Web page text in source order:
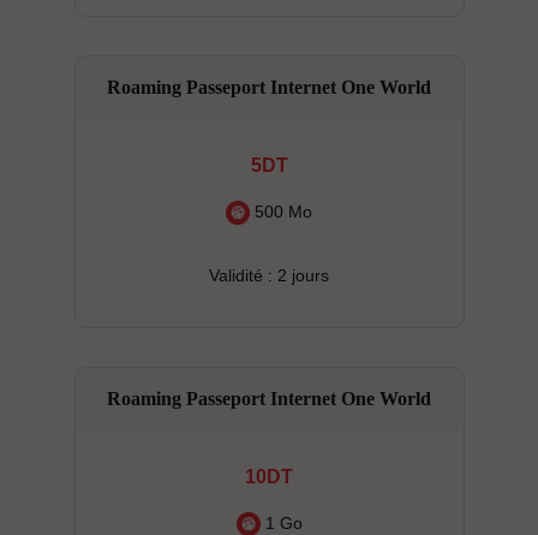
Roaming Passeport Internet One World
5DT
500 Mo
Validité : 2 jours
Roaming Passeport Internet One World
10DT
1 Go